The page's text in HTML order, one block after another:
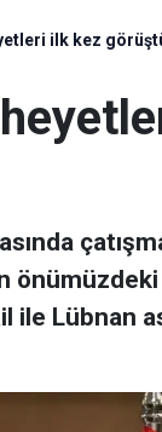
ilk kez
ile Lübnan